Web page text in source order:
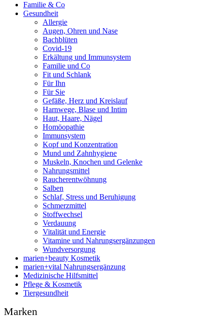
Familie & Co
Gesundheit
Allergie
Augen, Ohren und Nase
Bachblüten
Covid-19
Erkältung und Immunsystem
Familie und Co
Fit und Schlank
Für Ihn
Für Sie
Gefäße, Herz und Kreislauf
Harnwege, Blase und Intim
Haut, Haare, Nägel
Homöopathie
Immunsystem
Kopf und Konzentration
Mund und Zahnhygiene
Muskeln, Knochen und Gelenke
Nahrungsmittel
Raucherentwöhnung
Salben
Schlaf, Stress und Beruhigung
Schmerzmittel
Stoffwechsel
Verdauung
Vitalität und Energie
Vitamine und Nahrungsergänzungen
Wundversorgung
marien+beauty Kosmetik
marien+vital Nahrungsergänzung
Medizinische Hilfsmittel
Pflege & Kosmetik
Tiergesundheit
Marken